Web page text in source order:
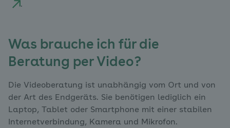
.
Was brauche ich für die
Beratung per Video?
Die Videoberatung ist unabhängig vom Ort und von
der Art des Endgeräts. Sie benötigen lediglich ein
Laptop, Tablet oder Smartphone mit einer stabilen
Internetverbindung, Kamera und Mikrofon.